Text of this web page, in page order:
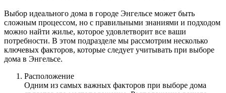
Выбор идеального дома в городе Энгельсе может быть
сложным процессом, но с правильными знаниями и подходом
можно найти жилье, которое удовлетворит все ваши
потребности. В этом подразделе мы рассмотрим несколько
ключевых факторов, которые следует учитывать при выборе
дома в Энгельсе.
Расположение
Одним из самых важных факторов при выборе дома